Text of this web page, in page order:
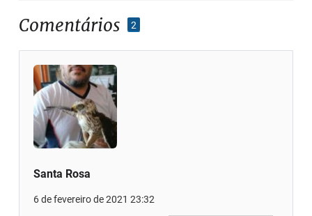
Comentários 2
Santa Rosa
6 de fevereiro de 2021 23:32